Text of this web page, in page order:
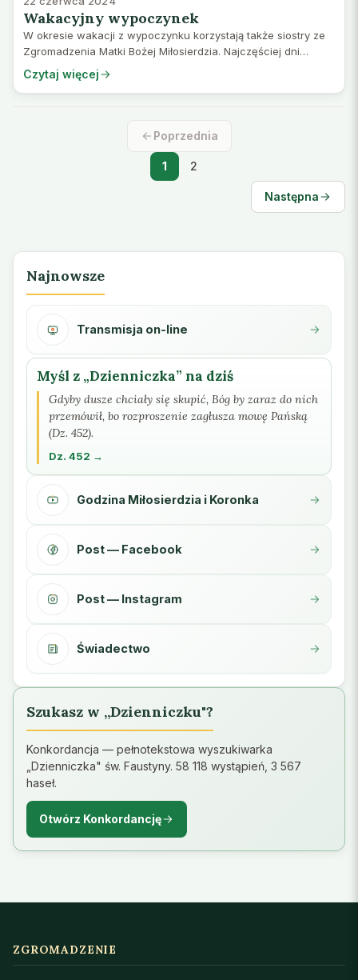
Wakacyjny wypoczynek
W okresie wakacji z wypoczynku korzystają także siostry ze
Zgromadzenia Matki Bożej Miłosierdzia. Najczęściej dni
odpoczynku wykorzystują na odwiedzenie swych rodzin lub
wyjazd do innego klasztoru Zgr…
Czytaj więcej
Poprzednia
1 2
Następna
Najnowsze
Transmisja on-line
Myśl z „Dzienniczka” na dziś
Gdyby dusze chciały się skupić, Bóg by zaraz do nich
przemówił, bo rozproszenie zagłusza mowę Pańską
(Dz. 452).
Dz. 452 →
Godzina Miłosierdzia i Koronka
Post — Facebook
Post — Instagram
Świadectwo
Szukasz w „Dzienniczku"?
Konkordancja — pełnotekstowa wyszukiwarka
„Dzienniczka" św. Faustyny. 58 118 wystąpień, 3 567
haseł.
Otwórz Konkordancję
ZGROMADZENIE